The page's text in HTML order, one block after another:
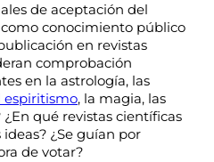
de aceptación del
conocimiento público
en revistas
comprobación
en la astrología, las
espiritismo, la magia, las
¿En qué revistas científicas
¿Se guían por
de votar?